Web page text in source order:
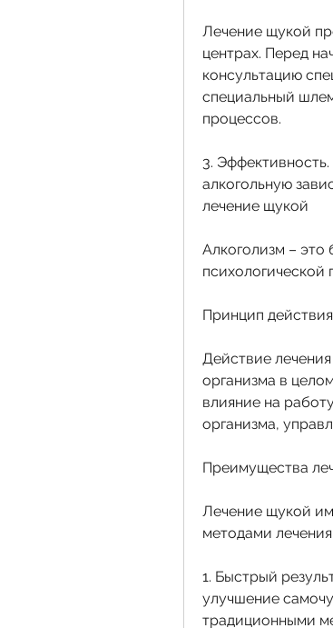
Лечение щукой
центрах. Перед
консультацию
специальный
процессов.
3.
алкогольную
лечение щукой
Алкоголизм – это
психологической
Принцип
Действие
организма в
влияние на
организма,
Преимущества
Лечение щукой
методами
1. Быстрый
улучшение
традиционными